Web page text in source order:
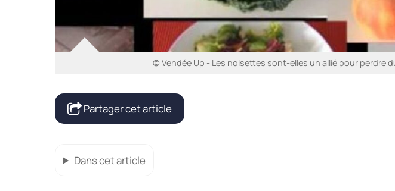
© Vendée Up - Les noisettes sont-elles un allié pour perdre
Partager cet article
Dans cet article